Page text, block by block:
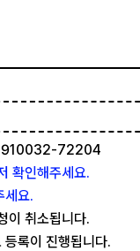
910032-72204
확인해주세요.
세요.
이 취소됩니다.
록이 진행됩니다.